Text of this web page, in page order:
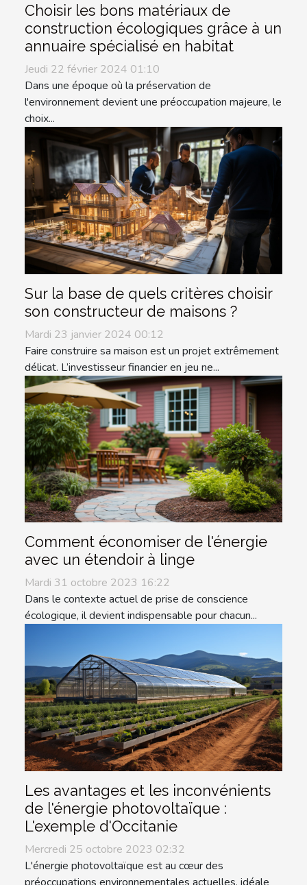
Choisir les bons matériaux de
construction écologiques grâce à un
annuaire spécialisé en habitat
Jeudi 22 février 2024 01:10
Dans une époque où la préservation de
l'environnement devient une préoccupation majeure, le
choix...
Sur la base de quels critères choisir
son constructeur de maisons ?
Mardi 23 janvier 2024 00:12
Faire construire sa maison est un projet extrêmement
délicat. L’investisseur financier en jeu ne...
Comment économiser de l'énergie
avec un étendoir à linge
Mardi 31 octobre 2023 16:22
Dans le contexte actuel de prise de conscience
écologique, il devient indispensable pour chacun...
Les avantages et les inconvénients
de l'énergie photovoltaïque :
L'exemple d'Occitanie
Mercredi 25 octobre 2023 02:32
L'énergie photovoltaïque est au cœur des